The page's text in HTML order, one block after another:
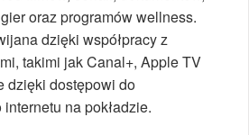
oraz programów wellness.
dzięki współpracy z
takimi jak Canal+, Apple TV
dzięki dostępowi do
na pokładzie.